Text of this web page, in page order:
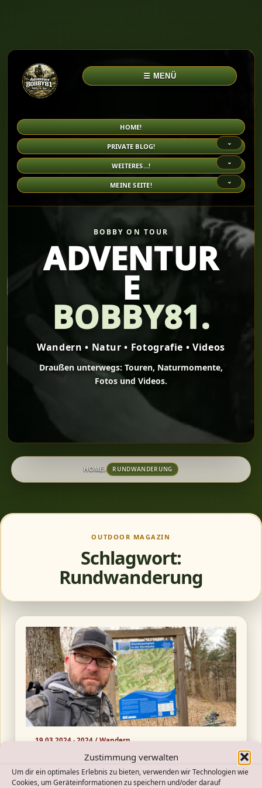
Zustimmung verwalten
Um dir ein optimales Erlebnis zu bieten, verwenden wir Technologien wie
Cookies, um Geräteinformationen zu speichern und/oder darauf
☰ MENÜ
HOME!
PRIVATE BLOG! ⌄
WEITERES…! ⌄
MEINE SEITE! ⌄
BOBBY ON TOUR
ADVENTUR
E
BOBBY81.
Wandern • Natur • Fotografie • Videos
Draußen unterwegs: Touren, Naturmomente,
Fotos und Videos.
HOME› RUNDWANDERUNG
OUTDOOR MAGAZIN
Schlagwort:
Rundwanderung
19.03.2024 ·2024/Wandern
Wandern über Dornhecke!
Datum: